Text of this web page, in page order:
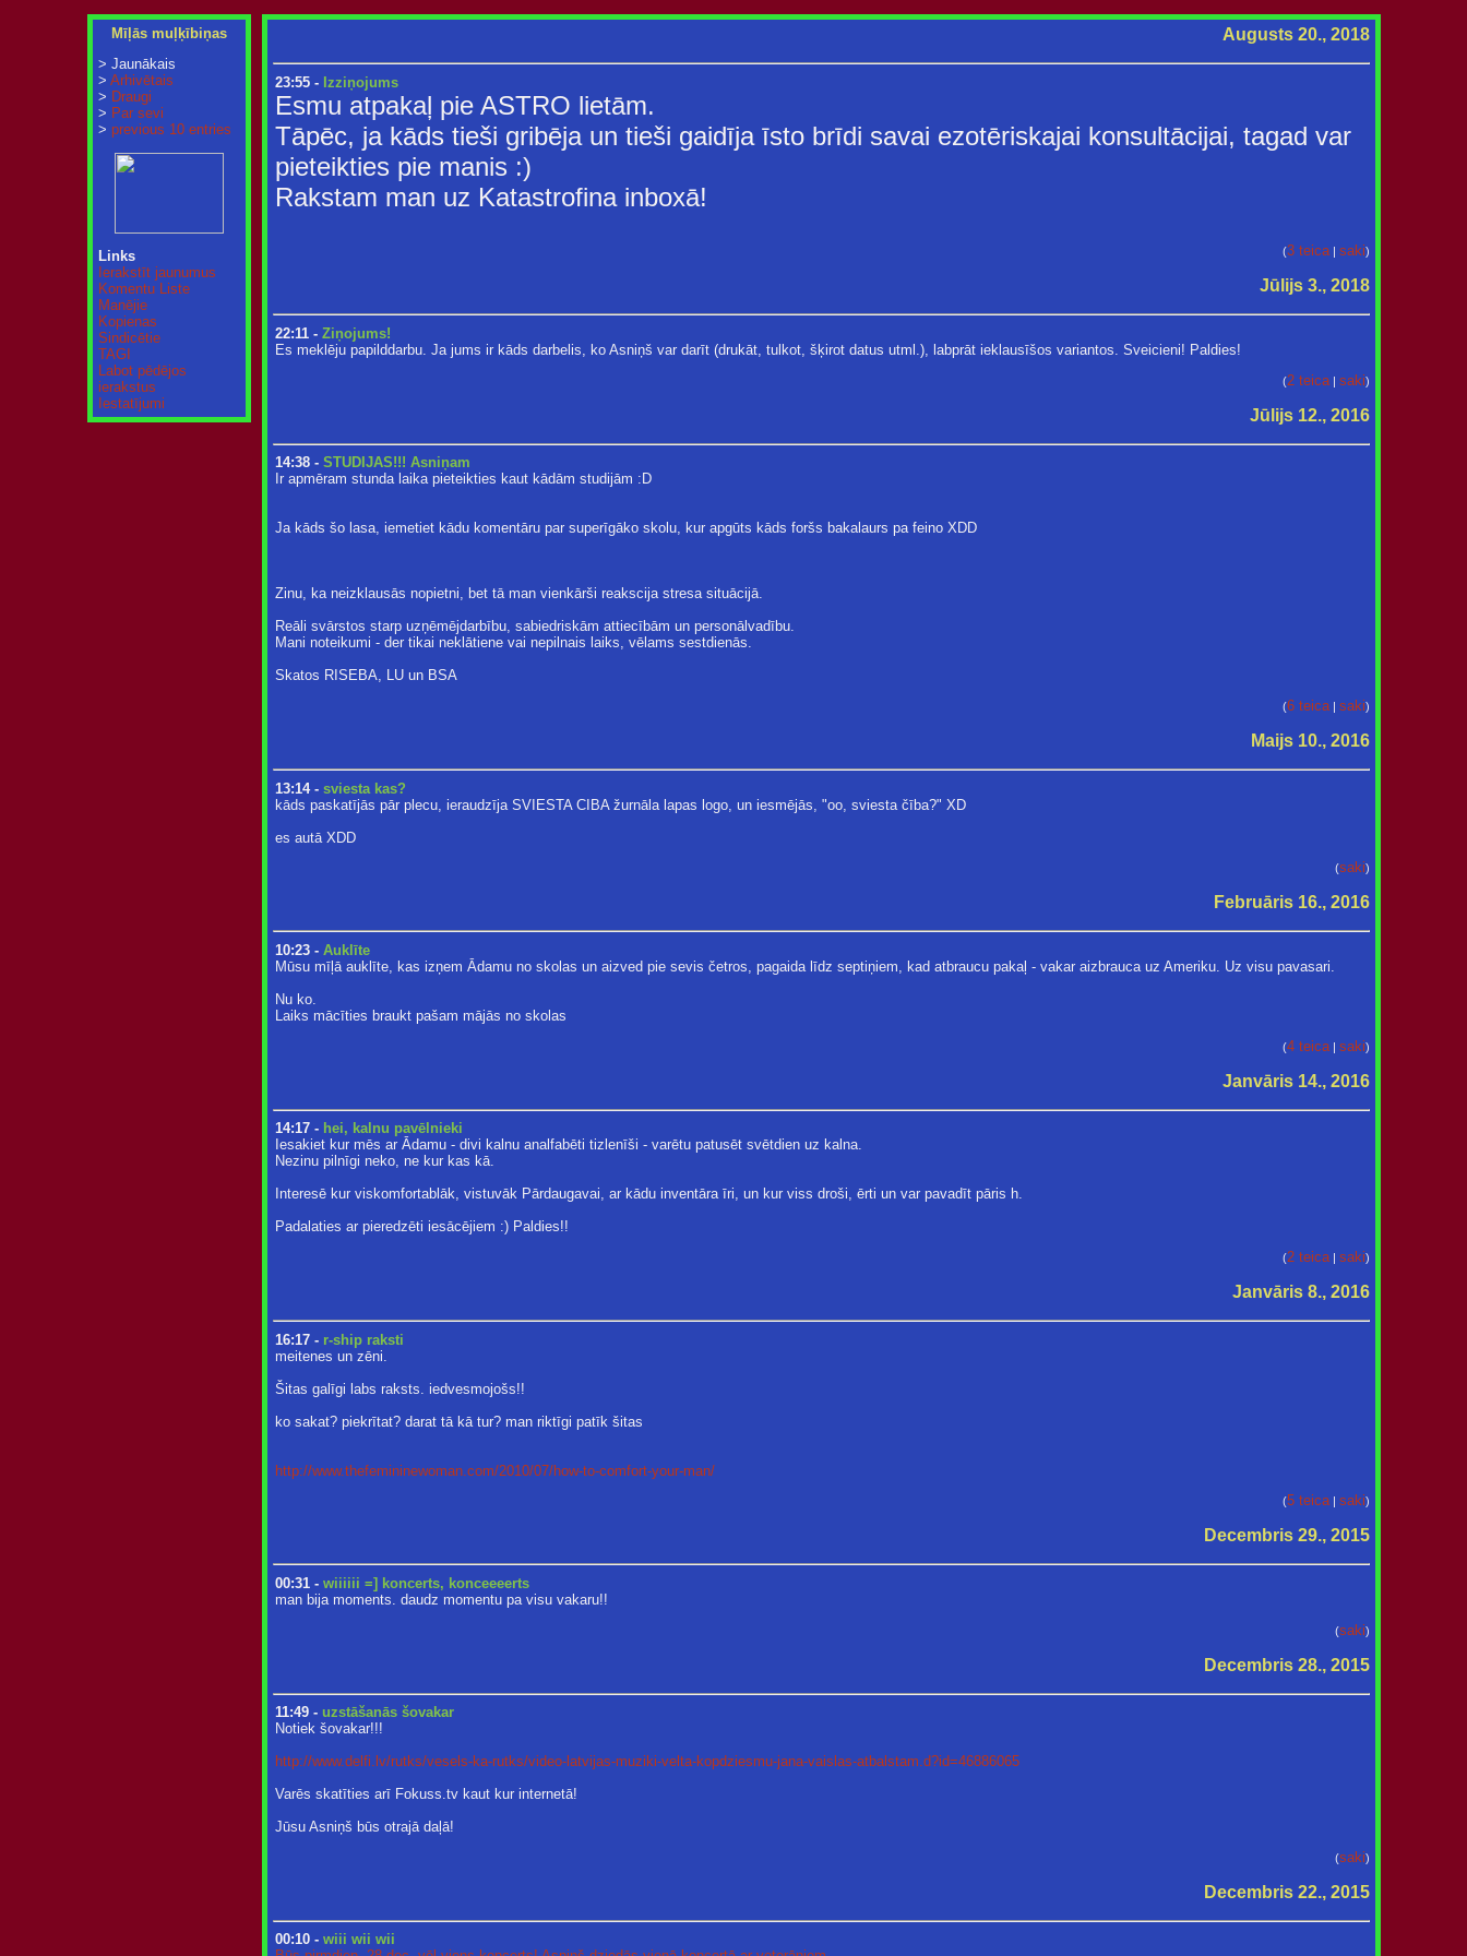
Mīļās muļķībiņas
> Jaunākais
> Arhivētais
> Draugi
> Par sevi
> previous 10 entries
Links
Ierakstīt jaunumus
Komentu Liste
Manējie
Kopienas
Sindicētie
TAGI
Labot pēdējos
ierakstus
Iestatījumi
Augusts 20., 2018
23:55 - Izziņojums
Esmu atpakaļ pie ASTRO lietām.
Tāpēc, ja kāds tieši gribēja un tieši gaidīja īsto brīdi savai ezotēriskajai konsultācijai, tagad var
pieteikties pie manis :)
Rakstam man uz Katastrofina inboxā!
(3 teica| saki)
Jūlijs 3., 2018
22:11 - Ziņojums!
Es meklēju papilddarbu. Ja jums ir kāds darbelis, ko Asniņš var darīt (drukāt, tulkot, šķirot datus utml.), labprāt ieklausīšos variantos. Sveicieni! Paldies!
(2 teica| saki)
Jūlijs 12., 2016
14:38 - STUDIJAS!!! Asniņam
Ir apmēram stunda laika pieteikties kaut kādām studijām :D
Ja kāds šo lasa, iemetiet kādu komentāru par superīgāko skolu, kur apgūts kāds foršs bakalaurs pa feino XDD
Zinu, ka neizklausās nopietni, bet tā man vienkārši reakscija stresa situācijā.
Reāli svārstos starp uzņēmējdarbību, sabiedriskām attiecībām un personālvadību.
Mani noteikumi - der tikai neklātiene vai nepilnais laiks, vēlams sestdienās.
Skatos RISEBA, LU un BSA
(6 teica| saki)
Maijs 10., 2016
13:14 - sviesta kas?
kāds paskatījās pār plecu, ieraudzīja SVIESTA CIBA žurnāla lapas logo, un iesmējās, "oo, sviesta čība?" XD
es autā XDD
(saki)
Februāris 16., 2016
10:23 - Auklīte
Mūsu mīļā auklīte, kas izņem Ādamu no skolas un aizved pie sevis četros, pagaida līdz septiņiem, kad atbraucu pakaļ - vakar aizbrauca uz Ameriku. Uz visu pavasari.
Nu ko.
Laiks mācīties braukt pašam mājās no skolas
(4 teica| saki)
Janvāris 14., 2016
14:17 - hei, kalnu pavēlnieki
Iesakiet kur mēs ar Ādamu - divi kalnu analfabēti tizlenīši - varētu patusēt svētdien uz kalna.
Nezinu pilnīgi neko, ne kur kas kā.
Interesē kur viskomfortablāk, vistuvāk Pārdaugavai, ar kādu inventāra īri, un kur viss droši, ērti un var pavadīt pāris h.
Padalaties ar pieredzēti iesācējiem :) Paldies!!
(2 teica| saki)
Janvāris 8., 2016
16:17 - r-ship raksti
meitenes un zēni.
Šitas galīgi labs raksts. iedvesmojošs!!
ko sakat? piekrītat? darat tā kā tur? man riktīgi patīk šitas
http://www.thefemininewoman.com/2010/07/how-to-comfort-your-man/
(5 teica| saki)
Decembris 29., 2015
00:31 - wiiiiii =] koncerts, konceeeerts
man bija moments. daudz momentu pa visu vakaru!!
(saki)
Decembris 28., 2015
11:49 - uzstāšanās šovakar
Notiek šovakar!!!
http://www.delfi.lv/rutks/vesels-ka-rutks/video-latvijas-muziki-velta-kopdziesmu-jana-vaislas-atbalstam.d?id=46886065
Varēs skatīties arī Fokuss.tv kaut kur internetā!
Jūsu Asniņš būs otrajā daļā!
(saki)
Decembris 22., 2015
00:10 - wiii wii wii